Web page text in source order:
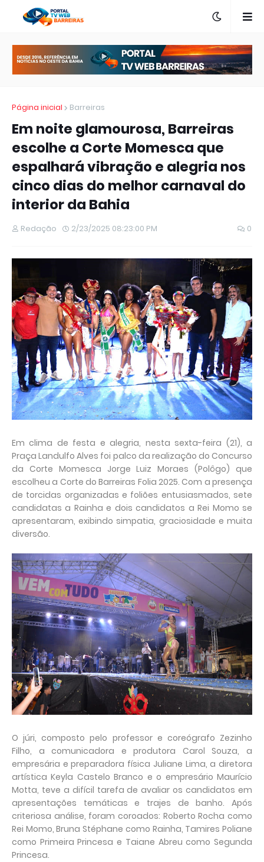
Página inicial Barreiras
Em noite glamourosa, Barreiras
escolhe a Corte Momesca que
espalhará vibração e alegria nos
cinco dias do melhor carnaval do
interior da Bahia
Redação 2/23/2025 08:23:00 PM 0
Em clima de festa e alegria, nesta sexta-feira (21), a
Praça Landulfo Alves foi palco da realização do Concurso
da Corte Momesca Jorge Luiz Moraes (Polôgo) que
escolheu a Corte do Barreiras Folia 2025. Com a presença
de torcidas organizadas e foliões entusiasmados, sete
candidatas a Rainha e dois candidatos a Rei Momo se
apresentaram, exibindo simpatia, graciosidade e muita
diversão.
O júri, composto pelo professor e coreógrafo Zezinho
Filho, a comunicadora e produtora Carol Souza, a
empresária e preparadora física Juliane Lima, a diretora
artística Keyla Castelo Branco e o empresário Maurício
Motta, teve a difícil tarefa de avaliar os candidatos em
apresentações temáticas e trajes de banho. Após
criteriosa análise, foram coroados: Roberto Rocha como
Rei Momo, Bruna Stéphane como Rainha, Tamires Poliane
como Primeira Princesa e Taiane Abreu como Segunda
Princesa.